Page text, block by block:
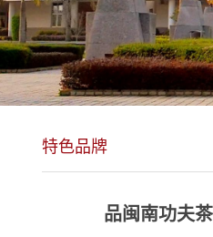
特色品牌
品闽南功夫